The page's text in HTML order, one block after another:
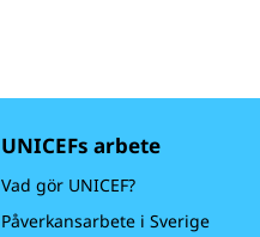
UNICEFs arbete
Vad gör UNICEF?
Påverkansarbete i Sverige